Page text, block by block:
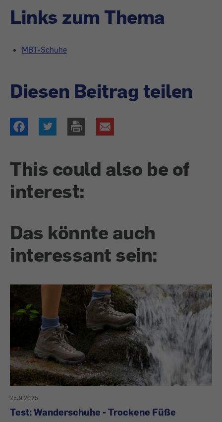
Links zum Thema
MBT-Schuhe
Diesen Beitrag teilen
This could also be of
interest:
Das könnte auch
interessant sein:
25.9.2025
Test: Wanderschuhe - Trockene Füße